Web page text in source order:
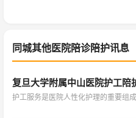
同城其他医院陪诊陪护讯息
复旦大学附属中山医院护工陪
护工服务是医院人性化护理的重要组